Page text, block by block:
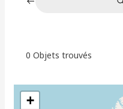
0 Objets trouvés
+